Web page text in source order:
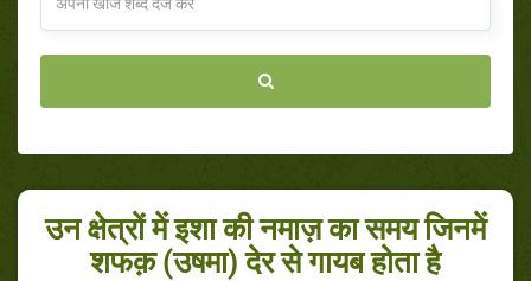
उन क्षेत्रों में इशा की नमाज़ का समय जिनमें
शफक़ (उषमा) देर से गायब होता है